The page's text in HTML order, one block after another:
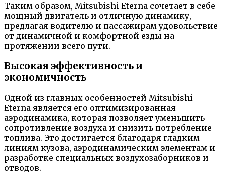
Таким образом, Mitsubishi Eterna сочетает в себе
мощный двигатель и отличную динамику,
предлагая водителю и пассажирам удовольствие
от динамичной и комфортной езды на
протяжении всего пути.
Высокая эффективность и
экономичность
Одной из главных особенностей Mitsubishi
Eterna является его оптимизированная
аэродинамика, которая позволяет уменьшить
сопротивление воздуха и снизить потребление
топлива. Это достигается благодаря гладким
линиям кузова, аэродинамическим элементам и
разработке специальных воздухозаборников и
отводов.